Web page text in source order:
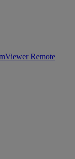
Remote